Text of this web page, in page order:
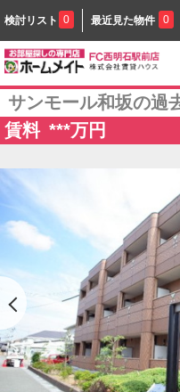
検討リスト 0 最近見た物件 0
サンモール和坂の過
賃料 ***万円